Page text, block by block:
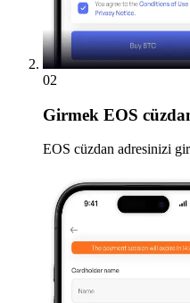
02
Girmek EOS
EOS cüzdan adresinizi